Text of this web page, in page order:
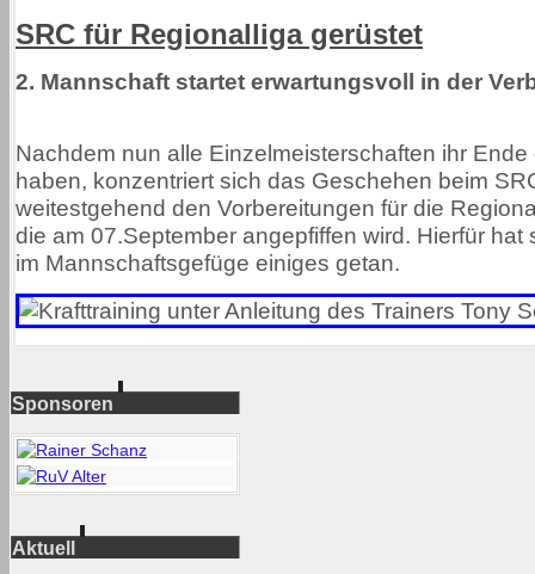
SRC für Regionalliga gerüstet
2. Mannschaft startet erwartungsvoll in der
Nachdem nun alle Einzelmeisterschaften ihr
haben, konzentriert sich das Geschehen beim
weitestgehend den Vorbereitungen für die
die am 07.September angepfiffen wird. Hierfür hat
im Mannschaftsgefüge einiges getan.
Sponsoren
Aktuell